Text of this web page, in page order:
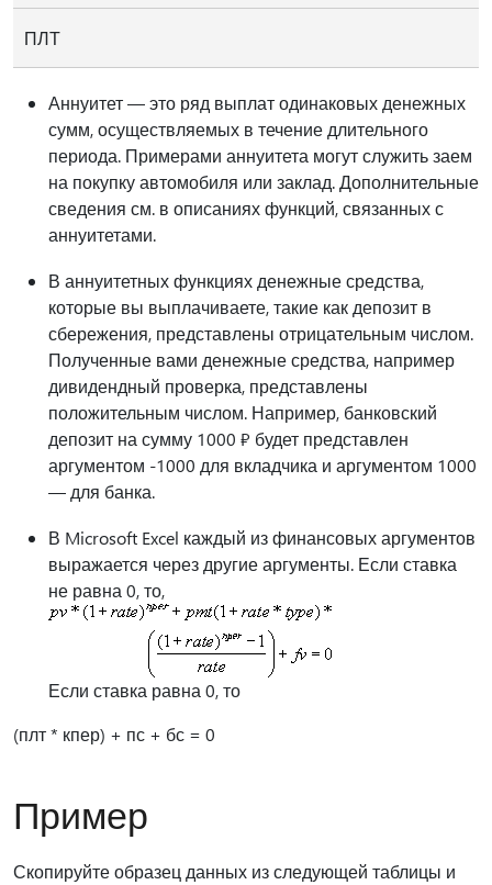
ПЛТ
Аннуитет — это ряд выплат одинаковых денежных
сумм, осуществляемых в течение длительного
периода. Примерами аннуитета могут служить заем
на покупку автомобиля или заклад. Дополнительные
сведения см. в описаниях функций, связанных с
аннуитетами.
В аннуитетных функциях денежные средства,
которые вы выплачиваете, такие как депозит в
сбережения, представлены отрицательным числом.
Полученные вами денежные средства, например
дивидендный проверка, представлены
положительным числом. Например, банковский
депозит на сумму 1000 ₽ будет представлен
аргументом -1000 для вкладчика и аргументом 1000
— для банка.
В Microsoft Excel каждый из финансовых аргументов
выражается через другие аргументы. Если ставка
не равна 0, то,
Если ставка равна 0, то
(плт * кпер) + пс + бс = 0
Пример
Скопируйте образец данных из следующей таблицы и